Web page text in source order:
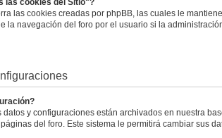
las cookies del Sitio"?
las cookies creadas por phpBB, las cuales le
la navegación del foro por el usuario si la
y configuraciones están archivados en nuestra
del foro. Este sistema le permitirá cambiar sus